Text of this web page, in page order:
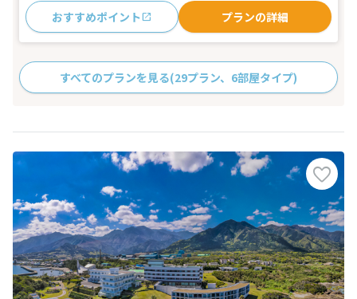
おすすめポイント プランの詳細
すべてのプランを見る(29プラン、6部屋タイプ)